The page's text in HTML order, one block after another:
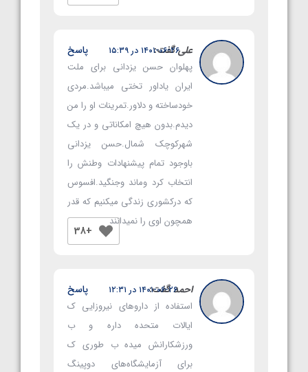
علیگفت:
۱۴۰۱-۰۶-۲۶ در ۱۵:۳۹
پهلوان حسن یزدانی برای ملت
ایران یاداور تختی میباشد.مردی
خودساخته و دلاور.تمرینات او را من
دیدم.بدون هیچ امکاناتی و در یک
شهرکوچک شمال.حسن یزدانی
باوجود تمام پیشنهادات وطنش را
انتخاب کرد وماند وجنگید.افسوس
که درکشوری زندگی میکنیم که قدر
همچون اوی را نمیدانند
+38
پاسخ
احمدگفت:
۱۴۰۱-۰۶-۲۶ در ۱۲:۳۱
استفاده از داروهای نیروزایی ک
ایالات متحده داره و ب
ورزشکارانش میده ب طوری ک
برای آزمایشگاه‌های دوپینگ
پاسخ